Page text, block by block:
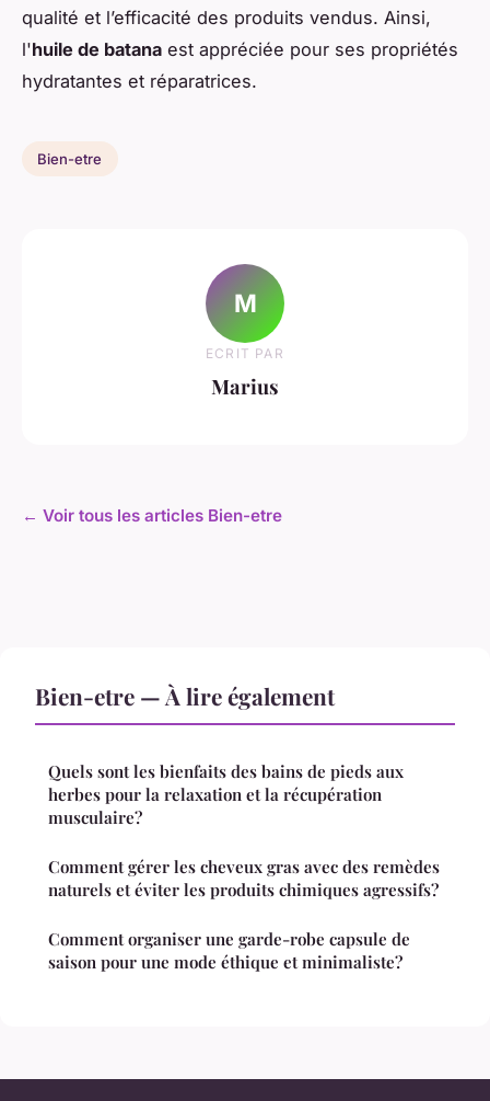
qualité et l’efficacité des produits vendus. Ainsi,
l'huile de batana est appréciée pour ses propriétés
hydratantes et réparatrices.
Bien-etre
M
ECRIT PAR
Marius
← Voir tous les articles Bien-etre
Bien-etre — À lire également
Quels sont les bienfaits des bains de pieds aux
herbes pour la relaxation et la récupération
musculaire?
Comment gérer les cheveux gras avec des remèdes
naturels et éviter les produits chimiques agressifs?
Comment organiser une garde-robe capsule de
saison pour une mode éthique et minimaliste?